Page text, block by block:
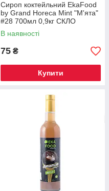
Сироп коктейльний EkaFood
by Grand Horeca Mint "М'ята"
#28 700мл 0,9кг СКЛО
В наявності
75 ₴
Купити